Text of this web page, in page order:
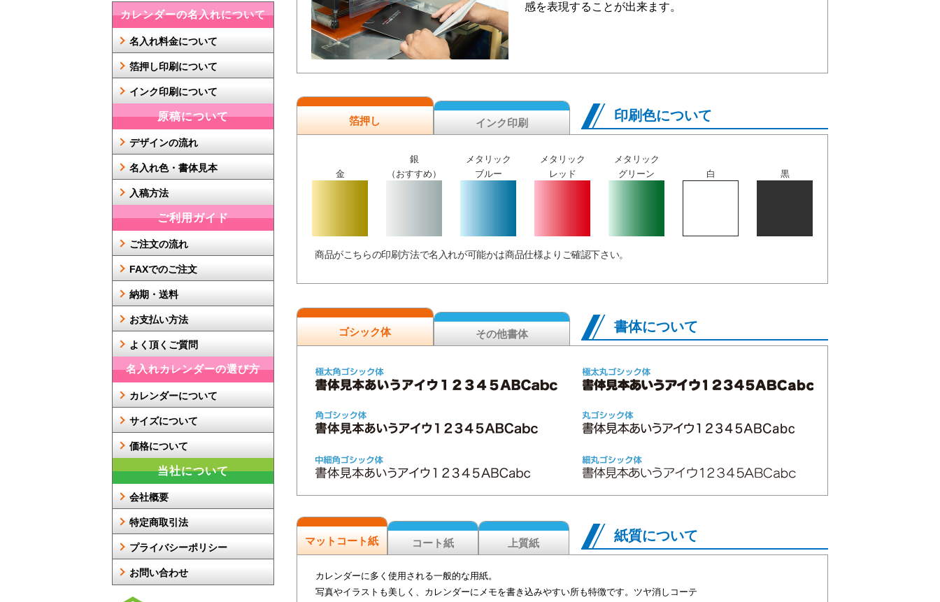
感を表現することが出来ます。
印刷色について
箔押し インク印刷
金
銀
（おすすめ）
メタリック
ブルー
メタリック
レッド
メタリック
グリーン
白 黒
商品がこちらの印刷方法で名入れが可能かは商品仕様よりご確認下さい。
書体について
ゴシック体 その他書体
紙質について
マットコート紙 コート紙 上質紙
カレンダーに多く使用される一般的な用紙。
写真やイラストも美しく、カレンダーにメモを書き込みやすい所も特徴です。ツヤ消しコーテ
カレンダーの名入れについて
名入れ料金について
箔押し印刷について
インク印刷について
原稿について
デザインの流れ
名入れ色・書体見本
入稿方法
ご利用ガイド
ご注文の流れ
FAXでのご注文
納期・送料
お支払い方法
よく頂くご質問
名入れカレンダーの選び方
カレンダーについて
サイズについて
価格について
当社について
会社概要
特定商取引法
プライバシーポリシー
お問い合わせ